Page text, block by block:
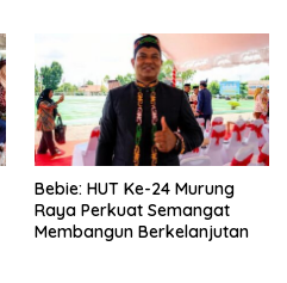
Bebie: HUT Ke-24 Murung
Raya Perkuat Semangat
Membangun Berkelanjutan